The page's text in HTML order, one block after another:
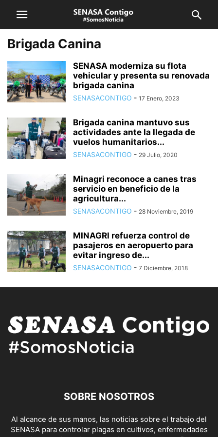
Brigada Canina
SENASA moderniza su flota
vehicular y presenta su renovada
brigada canina
SENASACONTIGO - 17 Enero, 2023
Brigada canina mantuvo sus
actividades ante la llegada de
vuelos humanitarios...
SENASACONTIGO - 29 Julio, 2020
Minagri reconoce a canes tras
servicio en beneficio de la
agricultura...
SENASACONTIGO - 28 Noviembre, 2019
MINAGRI refuerza control de
pasajeros en aeropuerto para
evitar ingreso de...
SENASACONTIGO - 7 Diciembre, 2018
SOBRE NOSOTROS
Al alcance de sus manos, las noticias sobre el trabajo del
SENASA para controlar plagas en cultivos, enfermedades